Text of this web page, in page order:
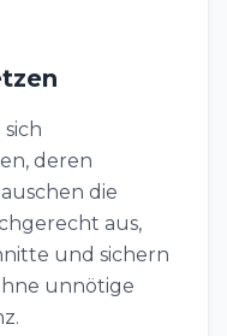
deren
die
aus,
und sichern
unnötige